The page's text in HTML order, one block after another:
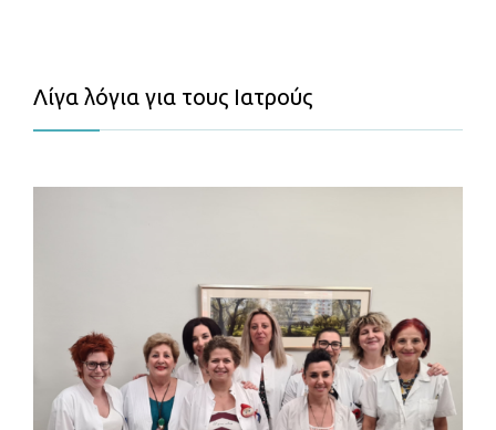
Λίγα λόγια για τους Ιατρούς